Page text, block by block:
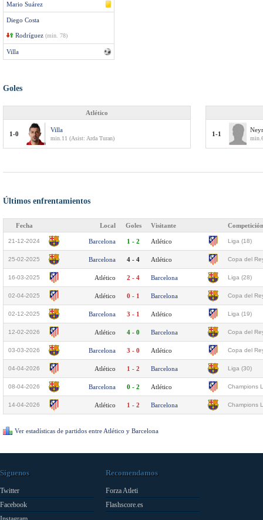
Mario Suárez
Diego Costa
Rodríguez (min. 78)
Villa
Goles
Atlético
1-0
Villa
min.11 (Asist: Arda Turan)
1-1
Últimos enfrentamientos
Fecha Local Goles Visitante Competición
21-12-2024 Barcelona 1 - 2 Atlético Liga (18)
25-02-2025 Barcelona 4 - 4 Atlético Copa del
16-03-2025 Atlético 2 - 4 Barcelona Liga (28)
02-04-2025 Atlético 0 - 1 Barcelona Copa del
02-12-2025 Barcelona 3 - 1 Atlético Liga (19)
12-02-2026 Atlético 4 - 0 Barcelona Copa del
03-03-2026 Barcelona 3 - 0 Atlético Copa del
04-04-2026 Atlético 1 - 2 Barcelona Liga (30)
08-04-2026 Barcelona 0 - 2 Atlético Champions
14-04-2026 Atlético 1 - 2 Barcelona Champions
Ver estadísticas de partidos entre Atlético y Barcelona
Síguenos
Twitter
Facebook
Recomendamos
Forza Atleti
Flashscore.es